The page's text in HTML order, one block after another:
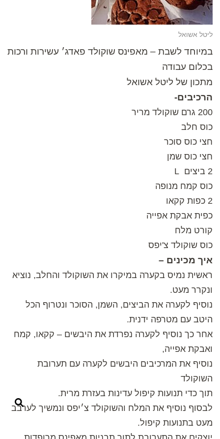
ליטל אשואל
במיוחד לשבת – מאפינס שוקולד פאדג׳ עשירות ורכות
בכלום עבודה
מתכון של ליטל אשואל
הרכיבים-
200 גרם שוקולד מריר
כוס חלב
חצי כוס סוכר
חצי כוס שמן
2 ביצים L
כוס קמח מנופה
2 כפות קקאו
כפית אבקת אפייה
קורט מלח
כוס שוקולד צ'יפס
איך מכינים –
ראשית נמיס בקערה במיקרו את השוקולד והחלב, נוציא
ונקרר מעט.
נוסיף לקערה את הביצים, השמן, הסוכר ונטרוף הכל
היטב עם מטרפה ידנית.
אחר כך נוסיף לקערה נפרדת את היבשים – קקאו, קמח
ואבקת אפייה,
נוסיף את המרכיבים היבשים לקערה עם תערובת
השוקולד
תוך כדי תנועות קיפול עדינות בעזרת מרית.
לבסוף נוסיף את המלח והשוקולד צ׳יפס ונמשיך לערבב
מעט בתנועות קיפול.